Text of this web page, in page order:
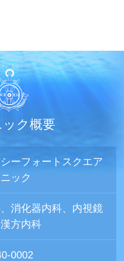
ク概要
ーフォートスクエア
ック
消化器内科、内視鏡
方内科
0002